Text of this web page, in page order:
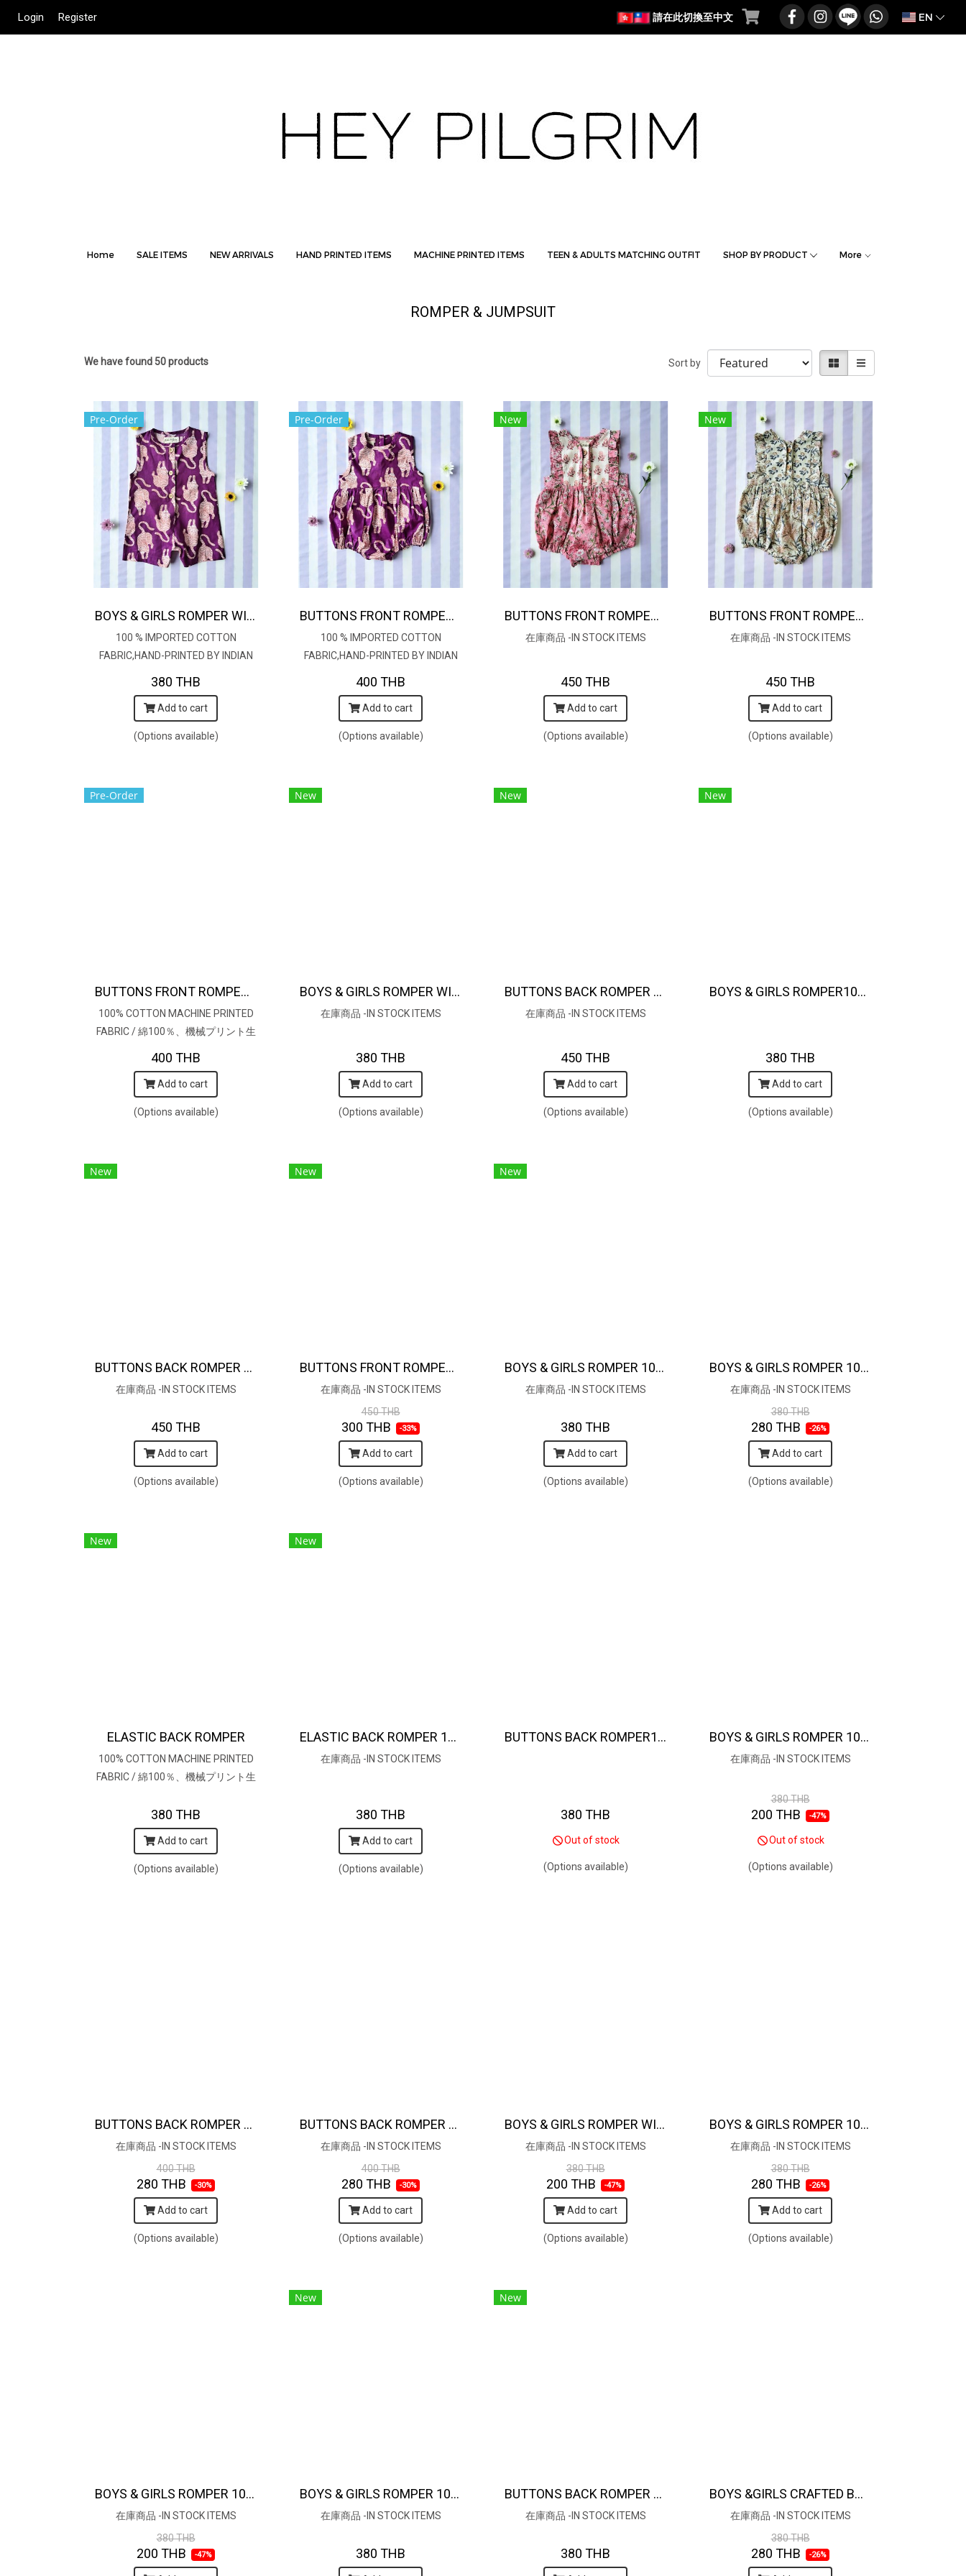
Login Register 請在此切換至中文 EN
Home SALE ITEMS NEW ARRIVALS HAND PRINTED ITEMS MACHINE PRINTED ITEMS TEEN & ADULTS MATCHING OUTFIT SHOP BY PRODUCT More
ROMPER & JUMPSUIT
We have found 50 products Sort by
Pre-Order
BOYS & GIRLS ROMPER WITH SNAP BUTTONS AT CROTCH *PRE-ORDER ITEMS SHIP OUT 14TH AUGUST※予約商品は8月14日に発送されます
100 % IMPORTED COTTON
FABRIC,HAND-PRINTED BY INDIAN
地、インド人アーティストによる手
380 THB
Add to cart
(Options available)
Pre-Order
BUTTONS FRONT ROMPER *PRE-ORDER ITEMS SHIP OUT 14TH AUGUST※予約商品は8月14日に発送されます
100 % IMPORTED COTTON
FABRIC,HAND-PRINTED BY INDIAN
地、インド人アーティストによる手
400 THB
Add to cart
(Options available)
New
BUTTONS FRONT ROMPER 100 % IMPORTED COTTON FABRIC,HAND-PRINTED BY INDIAN ARTISTS -SEWN BY THAI ARTISANS. 100％輸入コットン生地、インド人アーティストによる手染め、タイ人職人による縫製
在庫商品 -IN STOCK ITEMS
450 THB
Add to cart
(Options available)
New
BUTTONS FRONT ROMPER 100 % IMPORTED COTTON FABRIC,HAND-PRINTED BY INDIAN ARTISTS -SEWN BY THAI ARTISANS. 100％輸入コットン生地、インド人アーティストによる手染め、タイ人職人による縫製
在庫商品 -IN STOCK ITEMS
450 THB
Add to cart
(Options available)
Pre-Order
BUTTONS FRONT ROMPER*PRE-ORDER ITEMS SHIP OUT 14TH AUGUST※予約商品は8月14日に発送されます
100% COTTON MACHINE PRINTED
FABRIC / 綿100％、機械プリント生
400 THB
Add to cart
(Options available)
New
BOYS & GIRLS ROMPER WITH SNAP BUTTONS AT CROTCH 100 % IMPORTED COTTON FABRIC,HAND-PRINTED BY INDIAN ARTISTS -SEWN BY THAI ARTISANS. 100％輸入コットン生地、インド人アーティストによる手染め、タイ人職人による縫製
在庫商品 -IN STOCK ITEMS
380 THB
Add to cart
(Options available)
New
BUTTONS BACK ROMPER WITH SNAP BUTTONS AT CROTCH 100% COTTON, HAND- CARVED WOODBLOCK PRINT BY AN INDIAN ARTIST 綿100％、インド人による手彫りの木版画。
在庫商品 -IN STOCK ITEMS
450 THB
Add to cart
(Options available)
New
BOYS & GIRLS ROMPER100% COTTON, HAND- CARVED WOODBLOCK PRINT BY AN INDIAN ARTIST 綿100％、インド人による手彫りの木版画
380 THB
Add to cart
(Options available)
New
BUTTONS BACK ROMPER 100% COTTON, HAND- CARVED WOODBLOCK PRINT BY AN INDIAN ARTIST 綿100％、インド人による手彫りの木版画
在庫商品 -IN STOCK ITEMS
450 THB
Add to cart
(Options available)
New
BUTTONS FRONT ROMPER 100% COTTON, HAND- CARVED WOODBLOCK PRINT BY AN INDIAN ARTIST 綿100％、インド人による手彫りの木版画。
在庫商品 -IN STOCK ITEMS
450 THB
300 THB -33%
Add to cart
(Options available)
New
BOYS & GIRLS ROMPER 100% COTTON INDIAN HAND SCREEN PRINTED PRINTED BENGAL TIGER
在庫商品 -IN STOCK ITEMS
380 THB
Add to cart
(Options available)
BOYS & GIRLS ROMPER 100% COTTON INDIAN HAND SCREEN PRINTED
在庫商品 -IN STOCK ITEMS
380 THB
280 THB -26%
Add to cart
(Options available)
New
ELASTIC BACK ROMPER
100% COTTON MACHINE PRINTED
FABRIC / 綿100％、機械プリント生
380 THB
Add to cart
(Options available)
New
ELASTIC BACK ROMPER 100% COTTON MACHINE PRINTED FABRIC / 綿100％、機械プリント生地
在庫商品 -IN STOCK ITEMS
380 THB
Add to cart
(Options available)
BUTTONS BACK ROMPER100% COTTON MACHINE PRINTED FABRIC / 綿100％、機械プリント生地
380 THB
Out of stock
(Options available)
BOYS & GIRLS ROMPER 100% COTTON - FABRIC MATERIAL IMPORTED FROM INDIA, SEWN IN THAILAND 綿100％ - 生地素材はインドから輸入、縫製はタイで行っています。
在庫商品 -IN STOCK ITEMS
380 THB
200 THB -47%
Out of stock
(Options available)
BUTTONS BACK ROMPER 100% COTTON INDIAN HAND PRINTED 在庫商品 -IN STOCK ITEMS
在庫商品 -IN STOCK ITEMS
400 THB
280 THB -30%
Add to cart
(Options available)
BUTTONS BACK ROMPER 100% COTTON INDIAN HAND BLOCK PRINTED SAFARI
在庫商品 -IN STOCK ITEMS
400 THB
280 THB -30%
Add to cart
(Options available)
BOYS & GIRLS ROMPER WITH SNAP BUTTONS AT CROTCH 100 % IMPORTED COTTON FABRIC,HAND-PRINTED BY INDIAN ARTISTS -SEWN BY THAI ARTISANS. 100％輸入コットン生地、インド人アーティストによる手染め、タイ人職人による縫製
在庫商品 -IN STOCK ITEMS
380 THB
200 THB -47%
Add to cart
(Options available)
BOYS & GIRLS ROMPER 100% COTTON INDIAN HAND BLOCK PRINTED BENGAL TIGER / RED *在庫商品 -IN STOCK ITEMS
在庫商品 -IN STOCK ITEMS
380 THB
280 THB -26%
Add to cart
(Options available)
BOYS & GIRLS ROMPER 100% COTTON INDIAN HAND BLOCK PRINTED BENGAL TIGER / TEAL BLUE
在庫商品 -IN STOCK ITEMS
380 THB
200 THB -47%
New
BOYS & GIRLS ROMPER 100% COTTON MACHINE PRINTED FABRIC / 綿100％、機械プリント生地
在庫商品 -IN STOCK ITEMS
380 THB
New
BUTTONS BACK ROMPER 100% COTTON MACHINE PRINTED FABRIC / 綿100％、機械プリント生地
在庫商品 -IN STOCK ITEMS
380 THB
BOYS &GIRLS CRAFTED BOHO ROMPER 100% COTTON INDIAN HAND BLOCK PRINTED*在庫商品 -IN STOCK ITEMS
在庫商品 -IN STOCK ITEMS
380 THB
280 THB -26%